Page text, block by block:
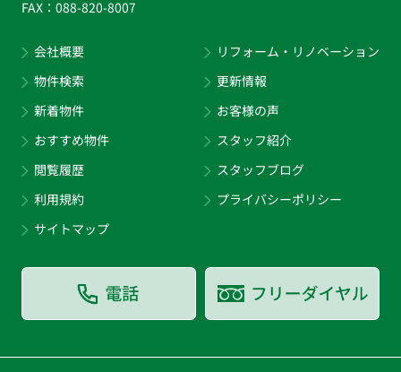
FAX： 088-820-8007
会社概要
物件検索
新着物件
おすすめ物件
閲覧履歴
利用規約
サイトマップ
リフォーム・リノベーション
更新情報
お客様の声
スタッフ紹介
スタッフブログ
プライバシーポリシー